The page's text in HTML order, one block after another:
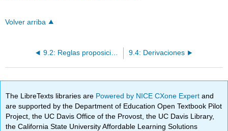
Volver arriba
9.2: Reglas proposicionales 9.4: Derivaciones
The LibreTexts libraries are Powered by NICE CXone Expertand
are supported by the Department of Education Open Textbook Pilot
Project, the UC Davis Office of the Provost, the UC Davis Library,
the California State University Affordable Learning Solutions